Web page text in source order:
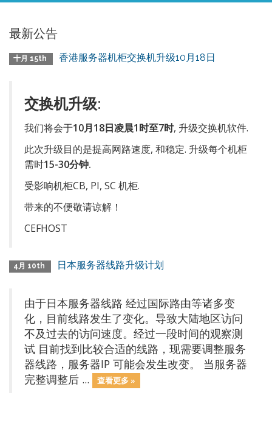
最新公告
十月 15th 香港服务器机柜交换机升级10月18日
交换机升级:
我们将会于10月18日凌晨1时至7时, 升级交换机软件.
此次升级目的是提高网路速度, 和稳定. 升级每个机柜
需时15-30分钟.
受影响机柜CB, PI, SC 机柜.
带来的不便敬请谅解！
CEFHOST
4月 10th 日本服务器线路升级计划
由于日本服务器线路 经过国际路由等诸多变
化，目前线路发生了变化。导致大陆地区访问
不及过去的访问速度。经过一段时间的观察测
试 目前找到比较合适的线路，现需要调整服务
器线路，服务器IP 可能会发生改变。 当服务器
完整调整后 ...
查看更多 »